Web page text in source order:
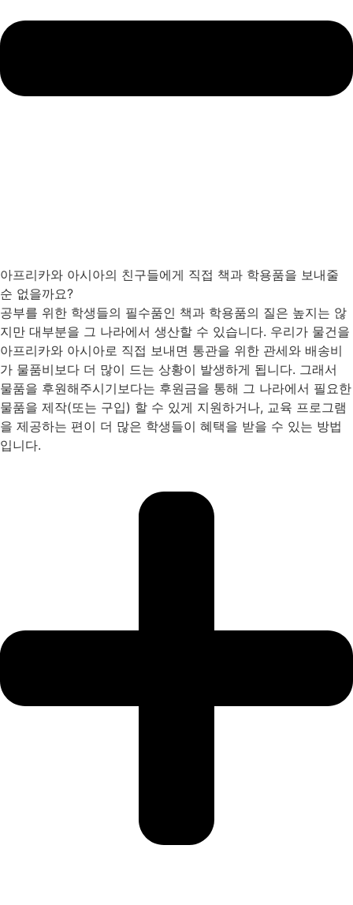
아프리카와 아시아의 친구들에게 직접 책과 학용품을 보내줄
순 없을까요?
공부를 위한 학생들의 필수품인 책과 학용품의 질은 높지는 않
지만 대부분을 그 나라에서 생산할 수 있습니다. 우리가 물건을
아프리카와 아시아로 직접 보내면 통관을 위한 관세와 배송비
가 물품비보다 더 많이 드는 상황이 발생하게 됩니다. 그래서
물품을 후원해주시기보다는 후원금을 통해 그 나라에서 필요한
물품을 제작(또는 구입) 할 수 있게 지원하거나, 교육 프로그램
을 제공하는 편이 더 많은 학생들이 혜택을 받을 수 있는 방법
입니다.